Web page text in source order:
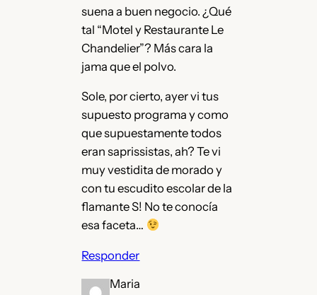
suena a buen negocio. ¿Qué
tal “Motel y Restaurante Le
Chandelier”? Más cara la
jama que el polvo.
Sole, por cierto, ayer vi tus
supuesto programa y como
que supuestamente todos
eran saprissistas, ah? Te vi
muy vestidita de morado y
con tu escudito escolar de la
flamante S! No te conocía
esa faceta…
Responder
Maria